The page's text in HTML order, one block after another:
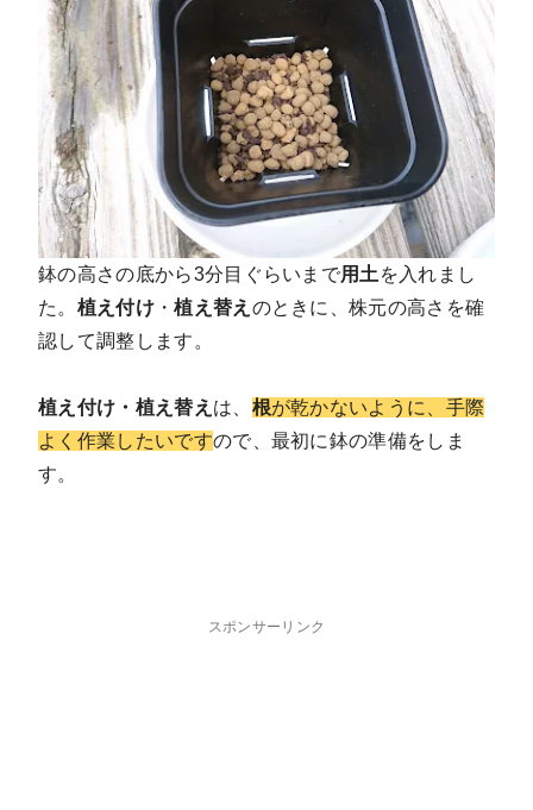
鉢の高さの底から3分目ぐらいまで用土 を入れまし
た。 植え付け・植え替え のときに、株元の高さを確
認して調整します。
植え付け・植え替え は、 根が乾かないように、手際
よく作業したいですので、最初に鉢の準備をしま
す。
スポンサーリンク